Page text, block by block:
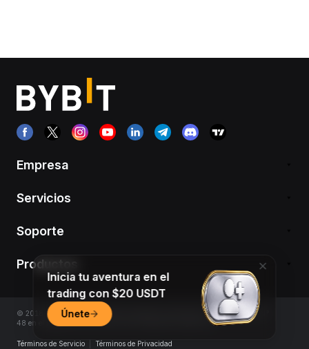
Empresa
Servicios
Soporte
Productos
© 2018-2026 Bybit.com. Todos los derechos reservados. Inscripto bajo el N°
48 en el Registro de PSAV de la CNV (República Argentina)
Términos de Servicio Términos de Privacidad
Inicia tu aventura en el
trading con $20 USDT
Únete